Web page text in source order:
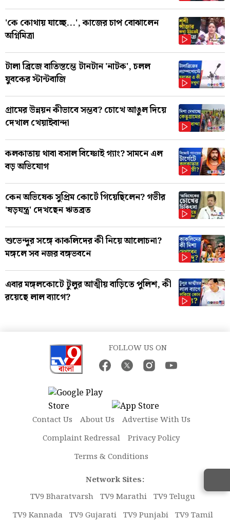
'কে কোথায় যাচ্ছে...', কাজের চাপ বোঝালেন
অগ্নিমিত্রা
টালা ব্রিজে বাতিস্তম্ভে টানটান 'নাটক', চলল
যুবকের স্টান্টবাজি
গ্রামের উন্নয়ন কীভাবে সম্ভব? চোখে আঙুল দিয়ে
দেখাল খেয়াইবান্দা
কলকাতায় থাবা বসাল বিষ্ণোই গ্যাং? সামনে এল
বড় অভিযোগ
কেন অভিষেক সুপ্রিম কোর্টে গিয়েছিলেন? গভীর
'ষড়যন্ত্র' দেখছেন ঋতব্রত
শুভেন্দুর সঙ্গে কাকলিদের কী নিয়ে আলোচনা?
মঙ্গলে সব নজর বঙ্গভবনে
এবার মঙ্গলকোটে টুলুর আত্মীয় বাড়িতে পুলিশ, কী
রয়েছে লাল ব্যাগে?
FOLLOW US ON
Contact Us About Us
Advertise With Us
Complaint Redressal
Privacy Policy
Terms & Conditions
Network Sites:
TV9 Bharatvarsh TV9 Marathi TV9 Telugu
TV9 Kannada TV9 Gujarati TV9 Punjabi TV9 Tamil